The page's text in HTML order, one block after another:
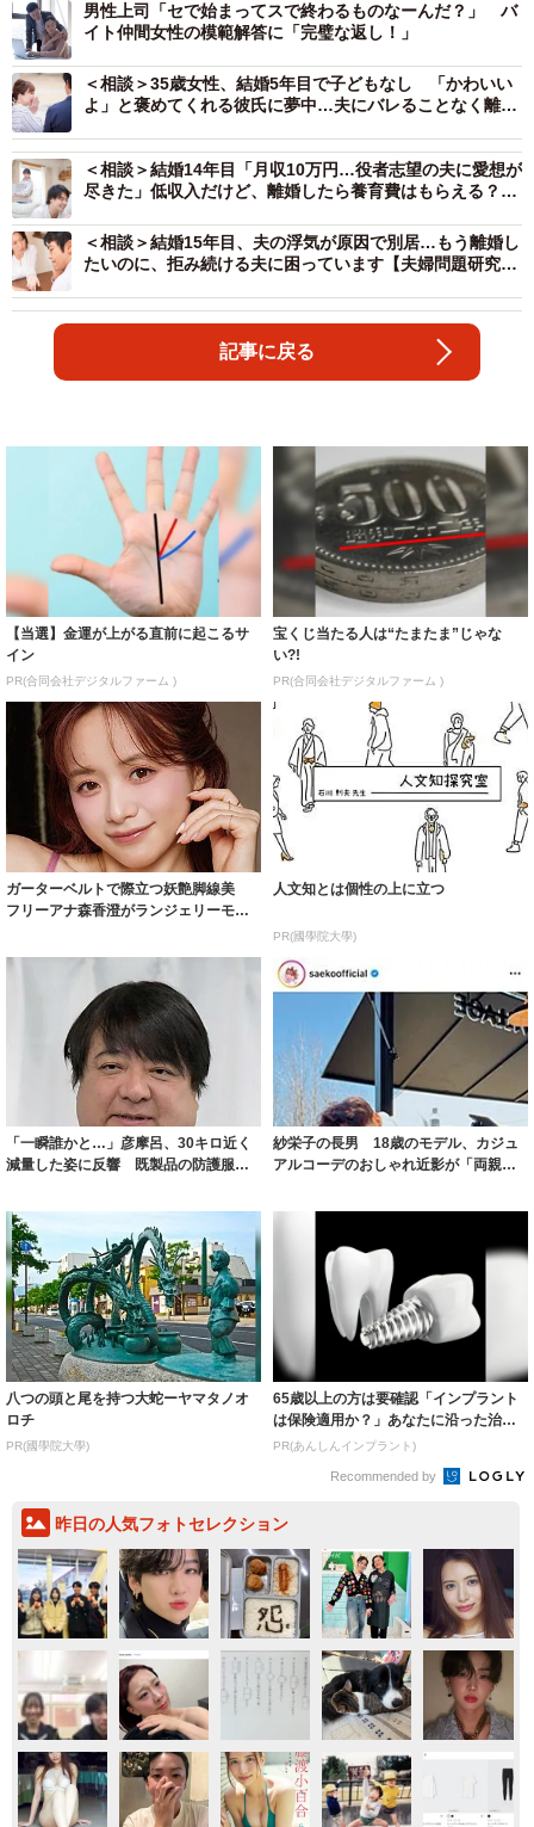
男性上司「セで始まってスで終わるものなーんだ？」 バ
イト仲間女性の模範解答に「完璧な返し！」
＜相談＞35歳女性、結婚5年目で子どもなし 「かわいい
よ」と褒めてくれる彼氏に夢中…夫にバレることなく離婚
＜相談＞結婚14年目「月収10万円…役者志望の夫に愛想が
尽きた」低収入だけど、離婚したら養育費はもらえる？
＜相談＞結婚15年目、夫の浮気が原因で別居…もう離婚し
たいのに、拒み続ける夫に困っています【夫婦問題研究
記事に戻る
【当選】金運が上がる直前に起こるサ
イン
PR(合同会社デジタルファーム )
宝くじ当たる人は“たまたま”じゃな
い?!
PR(合同会社デジタルファーム )
ガーターベルトで際立つ妖艶脚線美
フリーアナ森香澄がランジェリーモデ
人文知とは個性の上に立つ
PR(國學院大學)
「一瞬誰かと…」彦摩呂、30キロ近く
減量した姿に反響 既製品の防護服が
紗栄子の長男 18歳のモデル、カジュ
アルコーデのおしゃれ近影が「両親の
八つの頭と尾を持つ大蛇ーヤマタノオ
ロチ
PR(國學院大學)
65歳以上の方は要確認「インプラント
は保険適用か？」あなたに沿った治療
法や費用を...
PR(あんしんインプラント)
Recommended by
昨日の人気フォトセレクション